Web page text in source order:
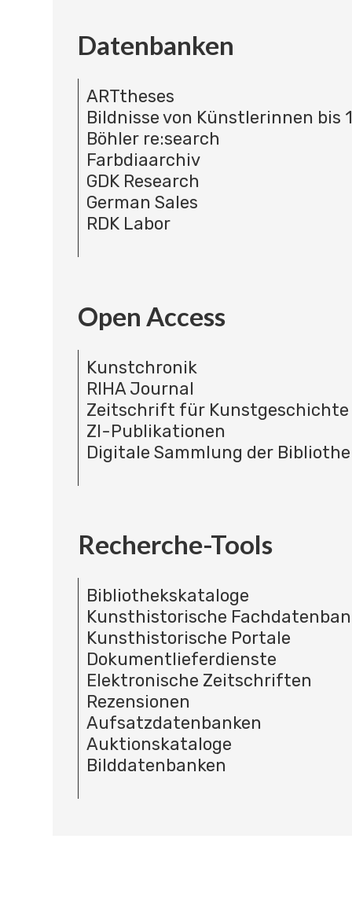
Datenbanken
ARTtheses
Bildnisse von Künstlerinnen bis
Böhler re:search
Farbdiaarchiv
GDK Research
German Sales
RDK Labor
Open Access
Kunstchronik
RIHA Journal
Zeitschrift für Kunstgeschichte
ZI-Publikationen
Digitale Sammlung der
Recherche-Tools
Bibliothekskataloge
Kunsthistorische
Kunsthistorische Portale
Dokumentlieferdienste
Elektronische Zeitschriften
Rezensionen
Aufsatzdatenbanken
Auktionskataloge
Bilddatenbanken